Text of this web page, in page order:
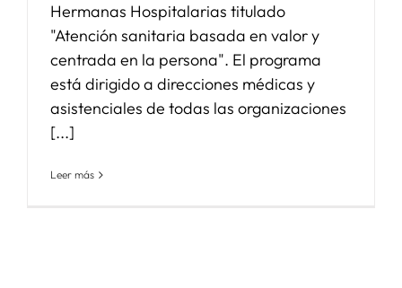
Hermanas Hospitalarias titulado
"Atención sanitaria basada en valor y
centrada en la persona". El programa
está dirigido a direcciones médicas y
asistenciales de todas las organizaciones
[...]
Leer más